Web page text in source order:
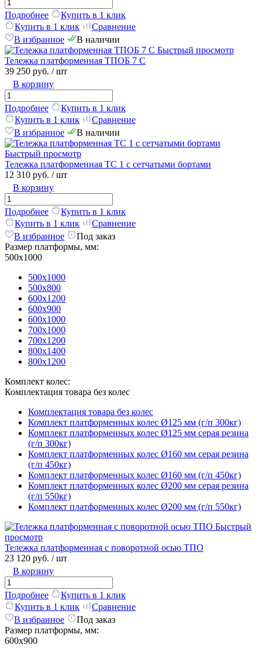
Подробнее
Купить в 1 клик
Купить в 1 клик
Сравнение
В избранное
В наличии
Быстрый просмотр
Тележка платформенная ТПОБ 7 С
39 250 руб. / шт
В корзину
Подробнее
Купить в 1 клик
Купить в 1 клик
Сравнение
В избранное
В наличии
Быстрый просмотр
Тележка платформенная ТС 1 с сетчатыми бортами
12 310 руб. / шт
В корзину
Подробнее
Купить в 1 клик
Купить в 1 клик
Сравнение
В избранное
Под заказ
Размер платформы, мм:
500х1000
500х1000
500х800
600х1200
600х900
600х1000
700х1000
700х1200
800х1400
800х1200
Комплект колес:
Комплектация товара без колес
Комплектация товара без колес
Комплект платформенных колес Ø125 мм (г/п 300кг)
Комплект платформенных колес Ø125 мм серая резина
(г/п 300кг)
Комплект платформенных колес Ø160 мм серая резина
(г/п 450кг)
Комплект платформенных колес Ø160 мм (г/п 450кг)
Комплект платформенных колес Ø200 мм серая резина
(г/п 550кг)
Комплект платформенных колес Ø200 мм (г/п 550кг)
Быстрый
просмотр
Тележка платформенная с поворотной осью ТПО
23 120 руб. / шт
В корзину
Подробнее
Купить в 1 клик
Купить в 1 клик
Сравнение
В избранное
Под заказ
Размер платформы, мм:
600х900